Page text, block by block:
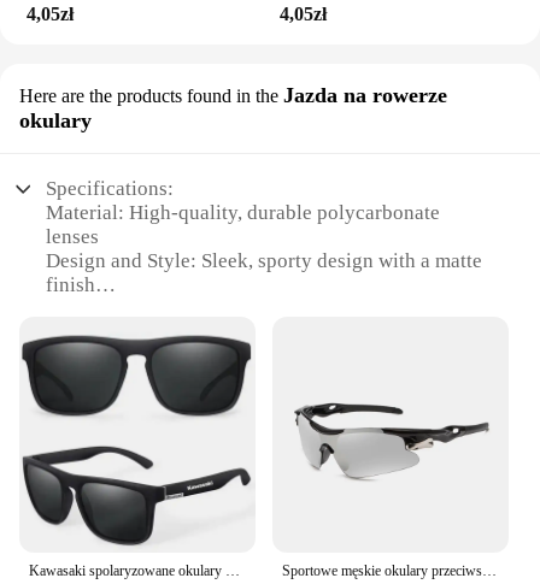
4,05zł 4,05zł
Here are the products found in the Jazda na rowerze
okulary
Specifications:
Material: High-quality, durable polycarbonate
lenses
Design and Style: Sleek, sporty design with a matte
finish
activities, and sun protection
Performance and Property: UV400 protection,
reducing glare and harmful rays
Parts and Accessories: Comes with a stylish case for
Applicable People: Designed for men seeking both
style and functionality
Features:
|Wholesale|Vendors|
Kawasaki spolaryzowane okulary wędkarskie mężczyźni kobiety okulary przeciwsłoneczne Outdoor Sport okulary do jazdy ochrona UV400 Sportowe męskie okulary przeciwsłoneczne Szosowe okulary rowerowe Kolarstwo górskie Gogle ochronne Wiatroszczelne sportowe okulary rowerowe na świeżym powietrzu